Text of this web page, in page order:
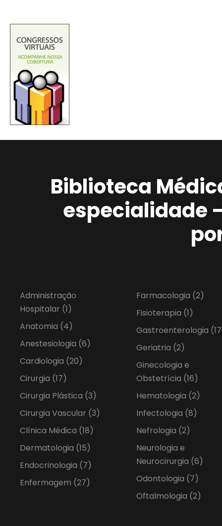
Biblioteca
especialidade
Administração
Hospitalar (1)
Anatomia (4)
Anestesiologia (6)
Cardiologia (20)
Cirurgia (17)
Cirurgia Plástica (3)
Cirurgia Vascular (3)
Clínica Médica (18)
Dermatologia (15)
Endocrinologia (7)
Enfermagem (27)
Farmacologia (2)
Fisioterapia (1)
Gastroenterologia
Geriatria (2)
Ginecologia e
Obstetrícia (16)
Hematologia (2)
Infectologia (8)
Nefrologia (2)
Neurologia e
Neurocirurgia (6)
Odontologia (7)
Oftalmologia (2)